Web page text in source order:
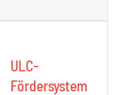
ULC-
Fördersystem